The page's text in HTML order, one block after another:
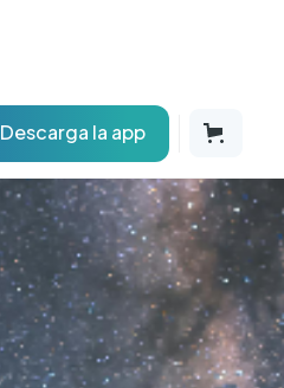
Descarga la app